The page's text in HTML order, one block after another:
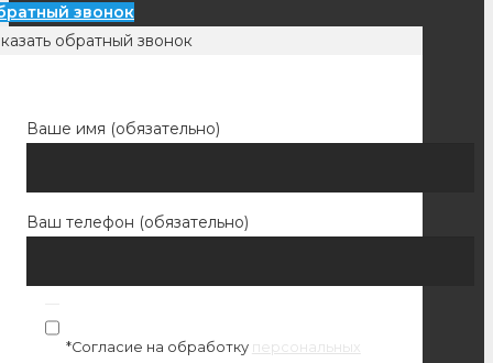
звонок
обратный звонок
Ваше имя (обязательно)
Ваш телефон (обязательно)
*Согласие на обработку персональных